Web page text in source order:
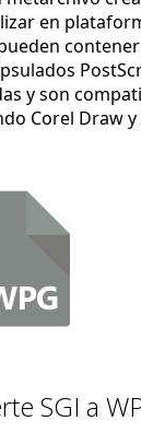
en
y son
Corel Draw
SGI a